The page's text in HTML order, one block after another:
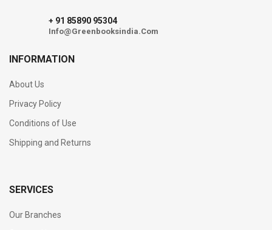
+ 91 85890 95304
Info@Greenbooksindia.Com
INFORMATION
About Us
Privacy Policy
Conditions of Use
Shipping and Returns
SERVICES
Our Branches